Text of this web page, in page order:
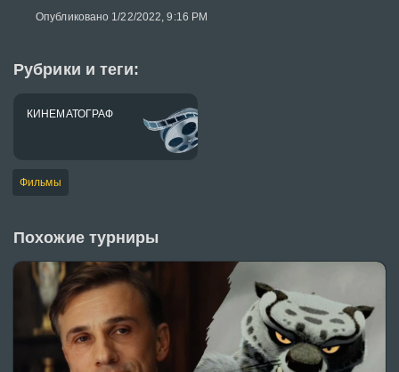
Опубликовано 1/22/2022, 9:16 PM
Рубрики и теги:
КИНЕМАТОГРАФ
Фильмы
Похожие турниры